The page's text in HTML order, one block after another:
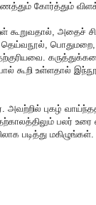
கோர்த்தும்
கூறுவதால், அதைச்
தெய்வநூல்,
கூறி உள்ளதால்
அவற்றில் புகழ்
பலர் உரை
படித்து மகிழுங்கள்.